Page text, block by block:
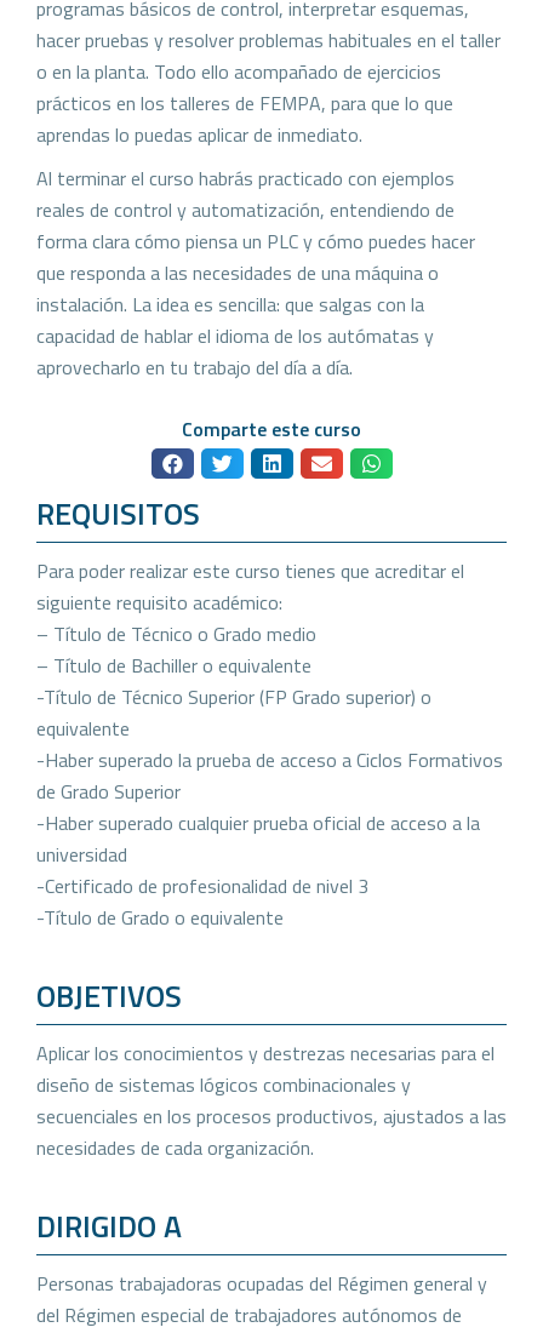
programas básicos de control, interpretar esquemas,
hacer pruebas y resolver problemas habituales en el taller
o en la planta. Todo ello acompañado de ejercicios
prácticos en los talleres de FEMPA, para que lo que
aprendas lo puedas aplicar de inmediato.
Al terminar el curso habrás practicado con ejemplos
reales de control y automatización, entendiendo de
forma clara cómo piensa un PLC y cómo puedes hacer
que responda a las necesidades de una máquina o
instalación. La idea es sencilla: que salgas con la
capacidad de hablar el idioma de los autómatas y
aprovecharlo en tu trabajo del día a día.
Comparte este curso
REQUISITOS
Para poder realizar este curso tienes que acreditar el
siguiente requisito académico:
– Título de Técnico o Grado medio
– Título de Bachiller o equivalente
-Título de Técnico Superior (FP Grado superior) o
equivalente
-Haber superado la prueba de acceso a Ciclos Formativos
de Grado Superior
-Haber superado cualquier prueba oficial de acceso a la
universidad
-Certificado de profesionalidad de nivel 3
-Título de Grado o equivalente
OBJETIVOS
Aplicar los conocimientos y destrezas necesarias para el
diseño de sistemas lógicos combinacionales y
secuenciales en los procesos productivos, ajustados a las
necesidades de cada organización.
DIRIGIDO A
Personas trabajadoras ocupadas del Régimen general y
del Régimen especial de trabajadores autónomos de